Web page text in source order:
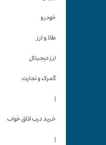
خودرو
طلا و ارز
ارز دیجیتال
گمرک و تجارت
|
خرید درب اتاق خواب
|